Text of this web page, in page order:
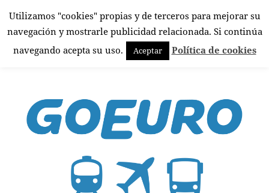
El Rincón Androide
MENÚ
Y
Utilizamos "cookies" propias y de terceros para mejorar su
navegación y mostrarle publicidad relacionada. Si continúa
navegando acepta su uso.
Aceptar Política de cookies